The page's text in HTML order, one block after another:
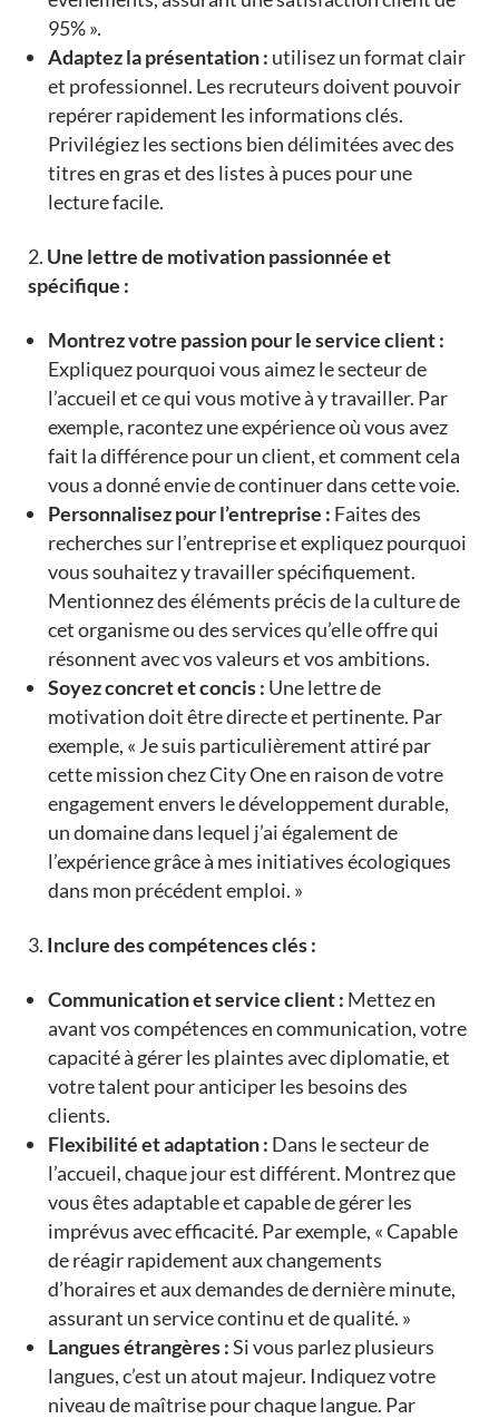
95% ».
Adaptez la présentation : utilisez un format clair
et professionnel. Les recruteurs doivent pouvoir
repérer rapidement les informations clés.
Privilégiez les sections bien délimitées avec des
titres en gras et des listes à puces pour une
lecture facile.
Une lettre de motivation passionnée et
spécifique :
Montrez votre passion pour le service client :
Expliquez pourquoi vous aimez le secteur de
l’accueil et ce qui vous motive à y travailler. Par
exemple, racontez une expérience où vous avez
fait la différence pour un client, et comment cela
vous a donné envie de continuer dans cette voie.
Personnalisez pour l’entreprise : Faites des
recherches sur l’entreprise et expliquez pourquoi
vous souhaitez y travailler spécifiquement.
Mentionnez des éléments précis de la culture de
cet organisme ou des services qu’elle offre qui
résonnent avec vos valeurs et vos ambitions.
Soyez concret et concis : Une lettre de
motivation doit être directe et pertinente. Par
exemple, « Je suis particulièrement attiré par
cette mission chez City One en raison de votre
engagement envers le développement durable,
un domaine dans lequel j’ai également de
l’expérience grâce à mes initiatives écologiques
dans mon précédent emploi. »
Inclure des compétences clés :
Communication et service client : Mettez en
avant vos compétences en communication, votre
capacité à gérer les plaintes avec diplomatie, et
votre talent pour anticiper les besoins des
clients.
Flexibilité et adaptation : Dans le secteur de
l’accueil, chaque jour est différent. Montrez que
vous êtes adaptable et capable de gérer les
imprévus avec efficacité. Par exemple, « Capable
de réagir rapidement aux changements
d’horaires et aux demandes de dernière minute,
assurant un service continu et de qualité. »
Langues étrangères :Si vous parlez plusieurs
langues, c’est un atout majeur. Indiquez votre
niveau de maîtrise pour chaque langue. Par